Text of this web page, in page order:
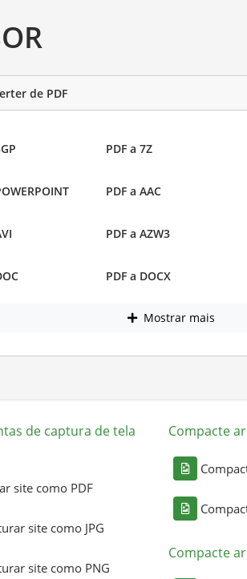
de PDF
PDF a 7Z
PDF a AAC
PDF a AZW3
PDF a DOCX
Mostrar mais
de captura de tela
site como PDF
site como JPG
site como PNG
Compacte
Compacte